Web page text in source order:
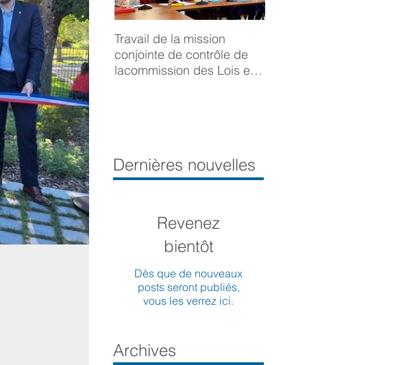
Travail de la mission
conjointe de contrôle de
lacommission des Lois et
Dernières nouvelles
Revenez
bientôt
Dès que de nouveaux
posts seront publiés,
vous les verrez ici.
Archives